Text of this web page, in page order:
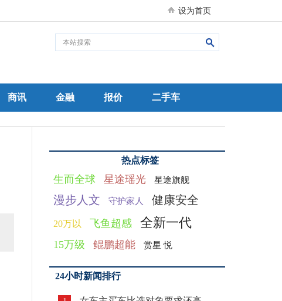
设为首页
商讯 金融 报价 二手车
热点标签
生而全球 星途瑶光 星途旗舰
漫步人文 守护家人 健康安全
20万以 飞鱼超感 全新一代
15万级 鲲鹏超能 赏星 悦
24小时新闻排行